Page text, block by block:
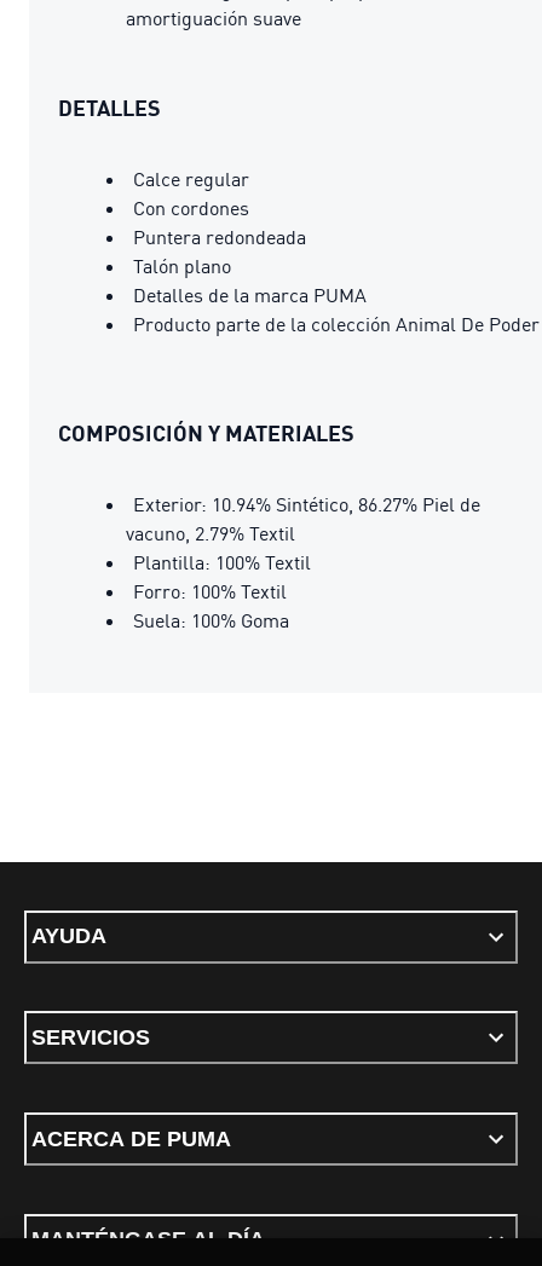
amortiguación suave
DETALLES
Calce regular
Con cordones
Puntera redondeada
Talón plano
Detalles de la marca PUMA
Producto parte de la colección Animal De Poder
COMPOSICIÓN Y MATERIALES
Exterior: 10.94% Sintético, 86.27% Piel de
vacuno, 2.79% Textil
Plantilla: 100% Textil
Forro: 100% Textil
Suela: 100% Goma
AYUDA
SERVICIOS
ACERCA DE PUMA
MANTÉNGASE AL DÍA